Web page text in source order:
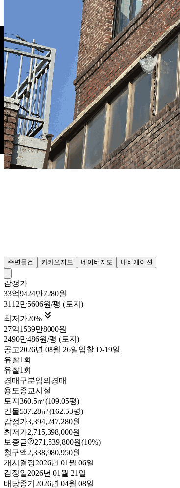
주변물건 카카오지도 네이버지도 내비게이션
감정가
33억9424만7280원
3112만5606원/평 (토지)
최저가20% 
27억1539만8000원
2490만486원/평 (토지)
공고2026년 08월 26일입찰 D-19일
유찰1회
유찰1회
경매구분임의경매
용도종교시설
토지 360.5㎡(109.05평)
건물537.28㎡(162.53평)
감정가3,394,247,280원
최저가2,715,398,000원
보증금
271,539,800원(10%)
청구액2,338,980,950원
개시결정2026년 01월 06일
감정일2026년 01월 21일
배당종기 2026년 04월 08일